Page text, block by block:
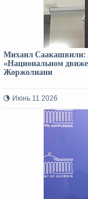
Михаил Саакашвили:
«Национальном
Жоржолиани
Июнь 11 2026